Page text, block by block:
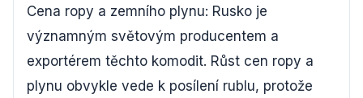
Cena ropy a zemního plynu: Rusko je
významným světovým producentem a
exportérem těchto komodit. Růst cen ropy a
plynu obvykle vede k posílení rublu, protože